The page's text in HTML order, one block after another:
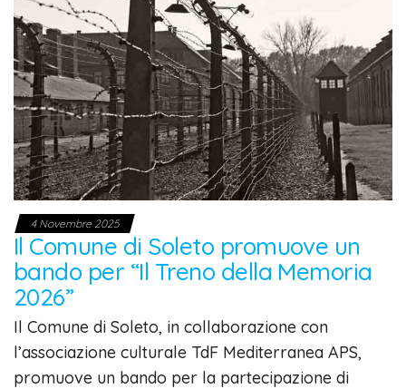
4 Novembre 2025
Il Comune di Soleto promuove un
bando per “Il Treno della Memoria
2026”
Il Comune di Soleto, in collaborazione con
l’associazione culturale TdF Mediterranea APS,
promuove un bando per la partecipazione di